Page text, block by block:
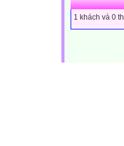
1 khách và 0